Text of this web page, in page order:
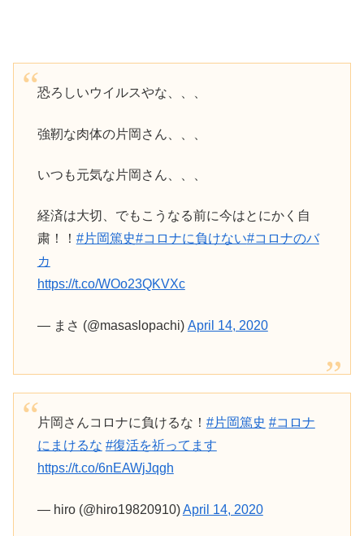
恐ろしいウイルスやな、、、
強靭な肉体の片岡さん、、、
いつも元気な片岡さん、、、
経済は大切、でもこうなる前に今はとにかく自
粛！！ #片岡篤史#コロナに負けない#コロナのバ
カ
https://t.co/WOo23QKVXc
— まさ (@masaslopachi) April 14, 2020
片岡さんコロナに負けるな！ #片岡篤史 #コロナ
にまけるな #復活を祈ってます
https://t.co/6nEAWjJqgh
— hiro (@hiro19820910)April 14, 2020